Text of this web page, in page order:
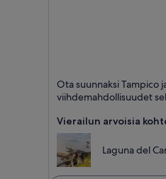
Tampico
Ruokailu, Rannat ja
Ota suunnaksi Tampico
viihdemahdollisuudet
Vierailun arvoisia
Laguna del